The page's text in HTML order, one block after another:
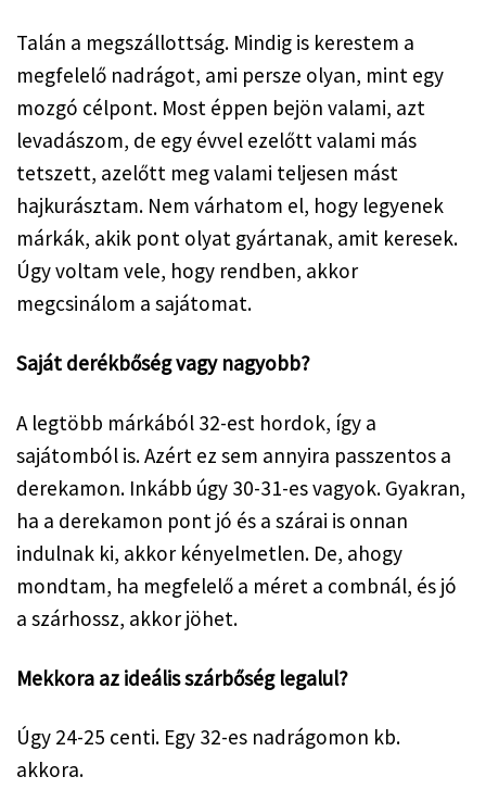
Talán a megszállottság. Mindig is kerestem a
megfelelő nadrágot, ami persze olyan, mint egy
mozgó célpont. Most éppen bejön valami, azt
levadászom, de egy évvel ezelőtt valami más
tetszett, azelőtt meg valami teljesen mást
hajkurásztam. Nem várhatom el, hogy legyenek
márkák, akik pont olyat gyártanak, amit keresek.
Úgy voltam vele, hogy rendben, akkor
megcsinálom a sajátomat.
Saját derékbőség vagy nagyobb?
A legtöbb márkából 32-est hordok, így a
sajátomból is. Azért ez sem annyira passzentos a
derekamon. Inkább úgy 30-31-es vagyok. Gyakran,
ha a derekamon pont jó és a szárai is onnan
indulnak ki, akkor kényelmetlen. De, ahogy
mondtam, ha megfelelő a méret a combnál, és jó
a szárhossz, akkor jöhet.
Mekkora az ideális szárbőség legalul?
Úgy 24-25 centi. Egy 32-es nadrágomon kb.
akkora.